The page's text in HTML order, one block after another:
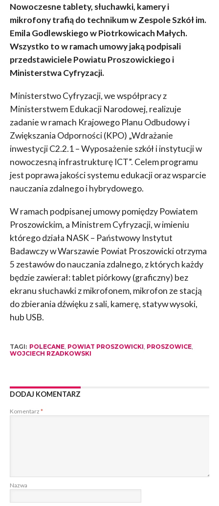
Nowoczesne tablety, słuchawki, kamery i
mikrofony trafią do technikum w Zespole Szkół im.
Emila Godlewskiego w Piotrkowicach Małych.
Wszystko to w ramach umowy jaką podpisali
przedstawiciele Powiatu Proszowickiego i
Ministerstwa Cyfryzacji.
Ministerstwo Cyfryzacji, we współpracy z
Ministerstwem Edukacji Narodowej, realizuje
zadanie w ramach Krajowego Planu Odbudowy i
Zwiększania Odporności (KPO) „Wdrażanie
inwestycji C2.2.1 – Wyposażenie szkół i instytucji w
nowoczesną infrastrukturę ICT”. Celem programu
jest poprawa jakości systemu edukacji oraz wsparcie
nauczania zdalnego i hybrydowego.
W ramach podpisanej umowy pomiędzy Powiatem
Proszowickim, a Ministrem Cyfryzacji, w imieniu
którego działa NASK – Państwowy Instytut
Badawczy w Warszawie Powiat Proszowicki otrzyma
5 zestawów do nauczania zdalnego, z których każdy
będzie zawierał: tablet piórkowy (graficzny) bez
ekranu słuchawki z mikrofonem, mikrofon ze stacją
do zbierania dźwięku z sali, kamerę, statyw wysoki,
hub USB.
TAGI: POLECANE, POWIAT PROSZOWICKI, PROSZOWICE,
WOJCIECH RZADKOWSKI
DODAJ KOMENTARZ
Komentarz *
Nazwa